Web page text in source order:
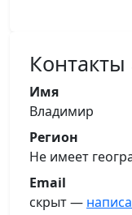
Контакты
Имя
Владимир
Регион
Не имеет
Email
скрыт —